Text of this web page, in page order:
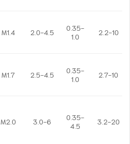
M1.4 2.0-4.5
0.35-
1.0
2.2-10
M1.7 2.5-4.5
0.35-
1.0
2.7-10
M2.0 3.0-6
0.35-
4.5
3.2-20